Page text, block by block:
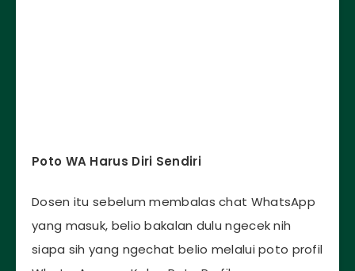
Poto WA Harus Diri Sendiri
Dosen itu sebelum membalas chat WhatsApp
yang masuk, belio bakalan dulu ngecek nih
siapa sih yang ngechat belio melalui poto profil